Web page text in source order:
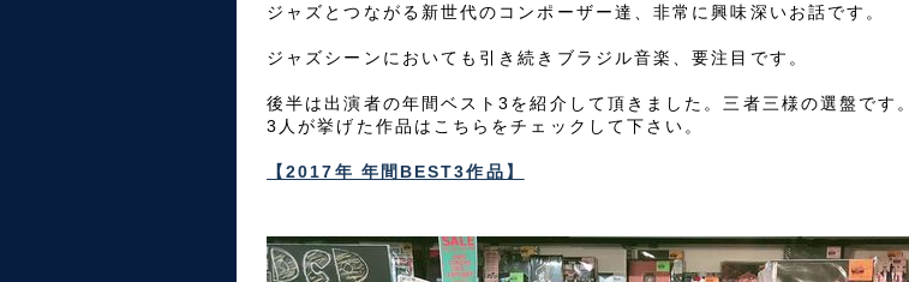
ジャズとつながる新世代のコンポーザー達、非常に興味深いお話です。
ジャズシーンにおいても引き続きブラジル音楽、要注目です。
後半は出演者の年間ベスト3を紹介して頂きました。三者三様の選盤です。
3人が挙げた作品はこちらをチェックして下さい。
【2017年 年間BEST3作品】